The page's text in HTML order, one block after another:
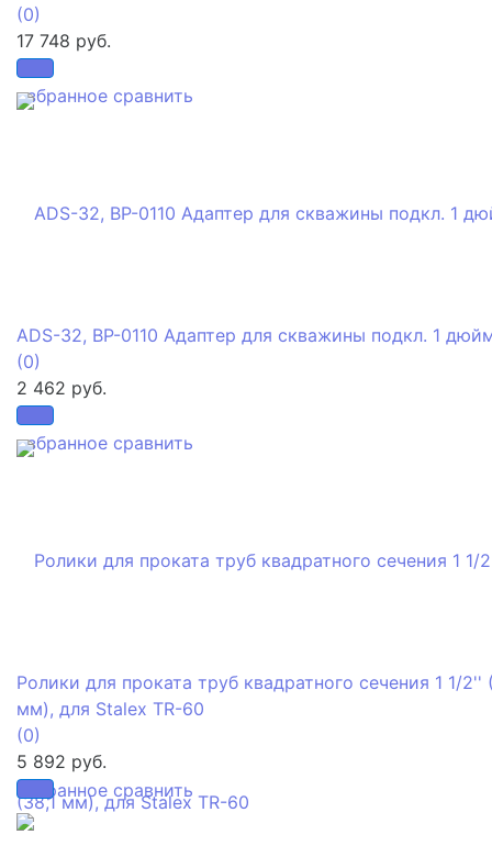
избранное сравнить
(0)
17 748 руб.
избранное сравнить
ADS-32, BP-0110 Адаптер для скважины подкл. 1
(0)
2 462 руб.
избранное сравнить
Ролики для проката труб квадратного сечения 1 1/2''
мм), для Stalex TR-60
(0)
5 892 руб.